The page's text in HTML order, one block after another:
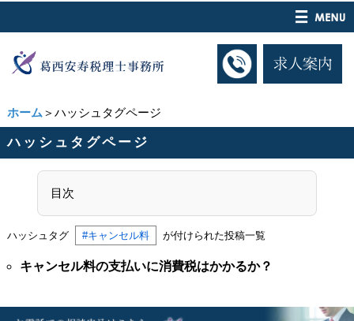
ホーム ＞ハッシュタグページ
ハッシュタグページ
目次
ハッシュタグ #キャンセル料 が付けられた投稿一覧
キャンセル料の支払いに消費税はかかるか？